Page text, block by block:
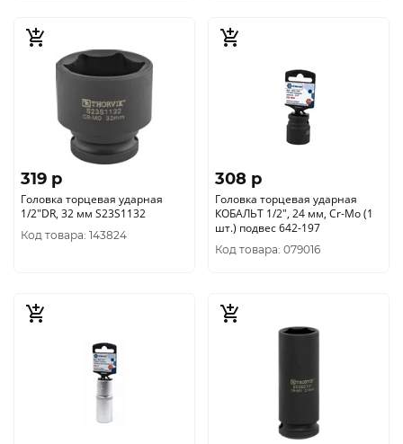
319 p
Головка торцевая ударная
1/2"DR, 32 мм S23S1132
Код товара: 143824
308 p
Головка торцевая ударная
КОБАЛЬТ 1/2", 24 мм, Cr-Mo (1
шт.) подвес 642-197
Код товара: 079016